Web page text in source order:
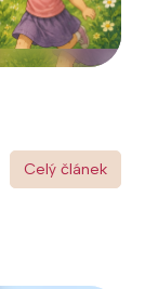
Celý článek